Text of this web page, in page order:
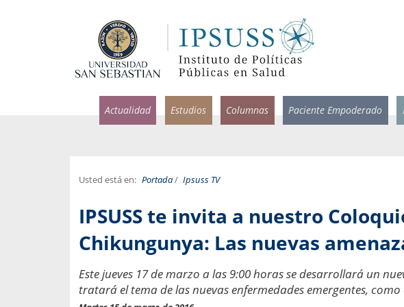
Actualidad Estudios Columnas Paciente Empoderado
Usted está en: Portada/ Ipsuss TV
IPSUSS te invita a nuestro
Chikungunya: Las nuevas
Este jueves 17 de marzo a las 9:00 horas se desarrollará un
tratará el tema de las nuevas enfermedades emergentes, como
por incapacidad
Infectólogo y profesor asistente de
Usamos la palabra pandemia cuando
una enfermedad contagiosa se